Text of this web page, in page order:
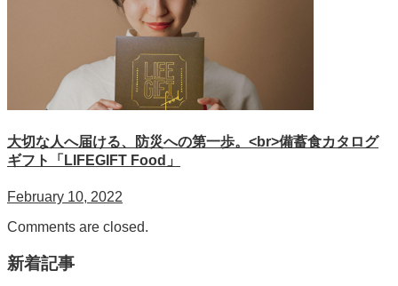
大切な人へ届ける、防災への第一歩。<br>備蓄食カタログ
ギフト「LIFEGIFT Food」
February 10, 2022
Comments are closed.
新着記事